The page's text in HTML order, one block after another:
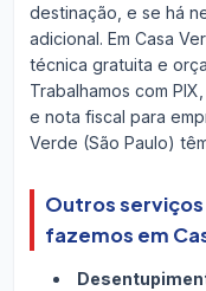
destinação, e se há
adicional. Em Casa
técnica gratuita e
Trabalhamos com
e nota fiscal para
Verde (São Paulo)
Outros
fazemos em